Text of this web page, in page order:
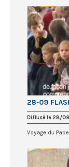
28-09
Diffusé le 28/
Voyage du